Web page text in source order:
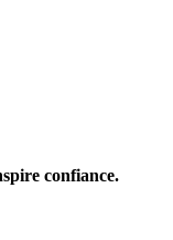
confiance.